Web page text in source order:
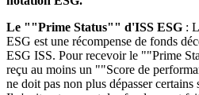
Le ""Prime Status"" d'ISS ESG :
ESG est une récompense de fonds
ESG ISS. Pour recevoir le ""Prime
reçu au moins un ""Score de
ne doit pas non plus dépasser